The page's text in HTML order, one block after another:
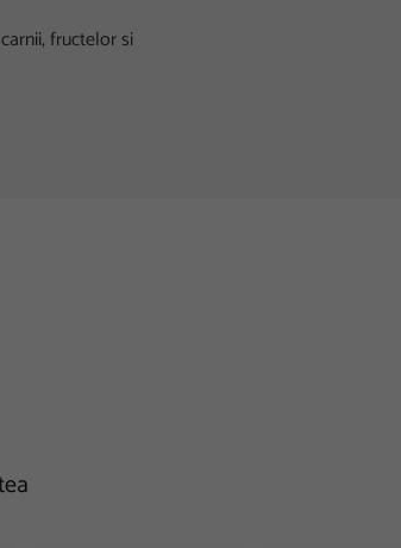
fructelor si